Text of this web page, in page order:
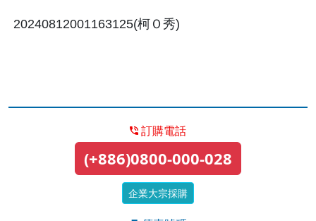
20240812001163125(柯Ｏ秀)
訂購電話
(+886)0800-000-028
企業大宗採購